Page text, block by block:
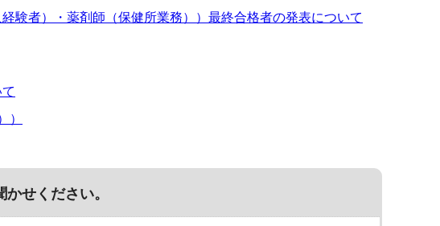
験者）・薬剤師（保健所業務））最終合格者の発表について
）
せください。